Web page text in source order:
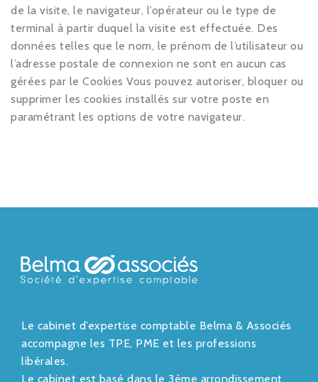
de la visite, le navigateur, l’opérateur ou le type de
terminal à partir duquel la visite est effectuée. Des
données telles que le nom, le prénom de l’utilisateur ou
l’adresse postale de connexion ne sont en aucun cas
gérées par le Cookies Vous pouvez autoriser, bloquer ou
supprimer les cookies installés sur votre poste en
paramétrant les options de votre navigateur.
Le cabinet d’expertise comptable Belma & Associés
accompagne les TPE, PME et les professions
libérales.
Le cabinet est basé dans le 3ème arrondissement